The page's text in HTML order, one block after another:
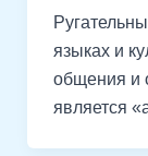
языках и
общения и
является